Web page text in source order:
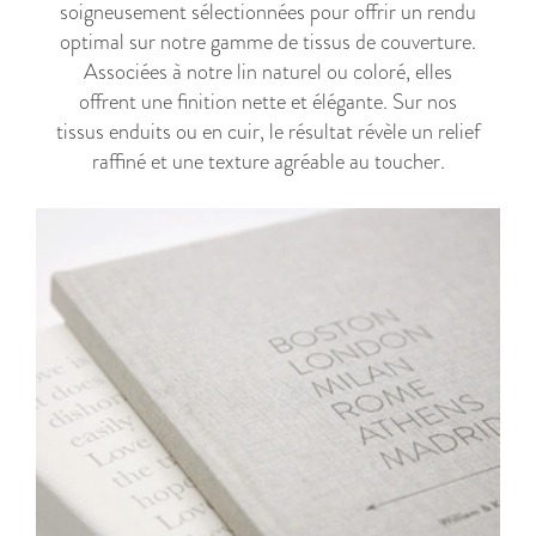
soigneusement sélectionnées pour offrir un rendu
optimal sur notre gamme de tissus de couverture.
Associées à notre lin naturel ou coloré, elles
offrent une finition nette et élégante. Sur nos
tissus enduits ou en cuir, le résultat révèle un relief
raffiné et une texture agréable au toucher.